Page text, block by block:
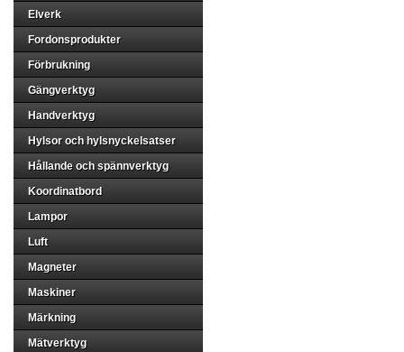
Elverk
Fordonsprodukter
Förbrukning
Gängverktyg
Handverktyg
Hylsor och hylsnyckelsatser
Hållande och spännverktyg
Koordinatbord
Lampor
Luft
Magneter
Maskiner
Märkning
Mätverktyg